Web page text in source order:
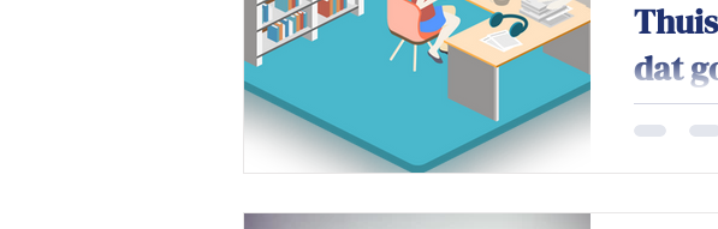
dat
zorgt